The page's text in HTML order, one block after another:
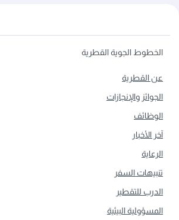
الخطوط الجوية القطرية
عن القطرية
الجوائز والإنجازات
الوظائف
آخر الأخبار
الرعاية
تنبيهات السفر
الدرب للتقطير
المسؤولية البيئية